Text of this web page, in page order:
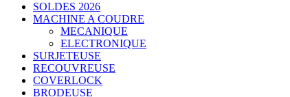
SOLDES 2026
MACHINE A COUDRE
MECANIQUE
ELECTRONIQUE
SURJETEUSE
RECOUVREUSE
COVERLOCK
BRODEUSE